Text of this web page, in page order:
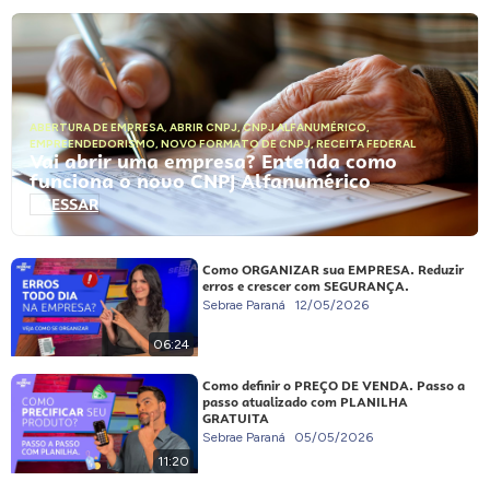
ABERTURA DE EMPRESA, ABRIR CNPJ,CNPJ ALFANUMÉRICO,
EMPREENDEDORISMO, NOVO FORMATO DE CNPJ,RECEITA FEDERAL
Vai abrir uma empresa? Entenda como
funciona o novo CNPJ Alfanumérico
ACESSAR
06:24
Como ORGANIZAR sua EMPRESA. Reduzir
erros e crescer com SEGURANÇA.
Sebrae Paraná 12/05/2026
11:20
Como definir o PREÇO DE VENDA. Passo a
passo atualizado com PLANILHA
GRATUITA
Sebrae Paraná 05/05/2026